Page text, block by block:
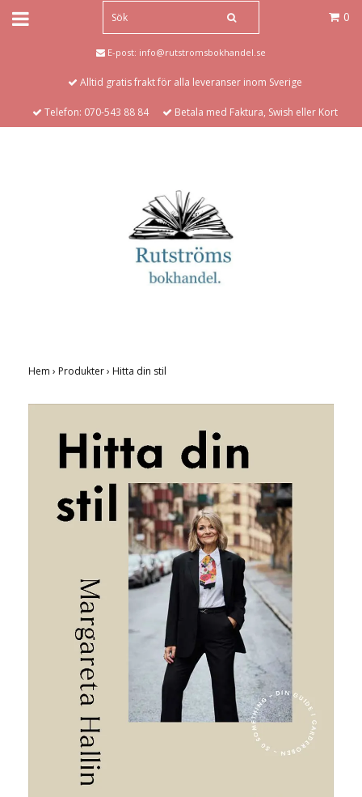
0
E-post: info@rutstromsbokhandel.se
Alltid gratis frakt för alla leveranser inom Sverige
Telefon: 070-543 88 84 Betala med Faktura, Swish eller Kort
Hem › Produkter› Hitta din stil